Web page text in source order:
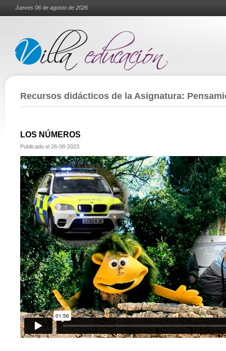
Jueves 06 de agosto de 2026
Recursos didácticos de la Asignatura:
LOS NÚMEROS
Publicado el 26-08-2023